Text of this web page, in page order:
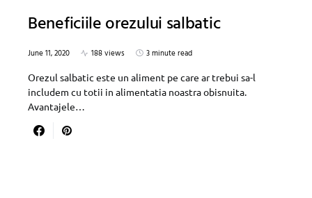
Beneficiile orezului salbatic
June 11, 2020 188 views
3 minute read
Orezul salbatic este un aliment pe care ar trebui sa-l
includem cu totii in alimentatia noastra obisnuita.
Avantajele…